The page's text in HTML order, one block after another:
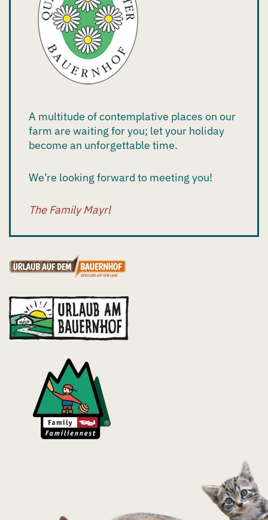
A multitude of contemplative places on our
farm are waiting for you; let your holiday
become an unforgettable time.
We’re looking forward to meeting you!
The Family Mayrl